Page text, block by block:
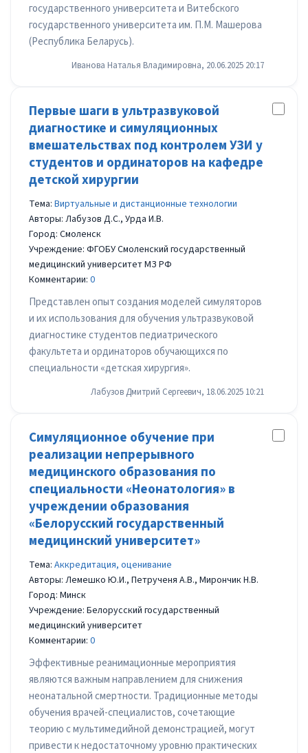
государственного университета и Витебского
государственного университета им. П.М. Машерова
(Республика Беларусь).
Иванова Наталья Владимировна, 20.06.2025 20:17
Первые шаги в ультразвуковой
диагностике и симуляционных
вмешательствах под контролем УЗИ у
студентов и ординаторов на кафедре
детской хирургии
Тема: Виртуальные и дистанционные технологии
Авторы: Лабузов Д.С., Урда И.В.
Город: Смоленск
Учреждение: ФГОБУ Смоленский государственный
медицинский университет МЗ РФ
Комментарии: 0
Представлен опыт создания моделей симуляторов
и их использования для обучения ультразвуковой
диагностике студентов педиатрического
факультета и ординаторов обучающихся по
специальности «детская хирургия».
Лабузов Дмитрий Сергеевич, 18.06.2025 10:21
Симуляционное обучение при
реализации непрерывного
медицинского образования по
специальности «Неонатология» в
учреждении образования
«Белорусский государственный
медицинский университет»
Тема: Аккредитация, оценивание
Авторы: Лемешко Ю.И., Петрученя А.В., Мирончик Н.В.
Город: Минск
Учреждение: Белорусский государственный
медицинский университет
Комментарии: 0
Эффективные реанимационные мероприятия
являются важным направлением для снижения
неонатальной смертности. Традиционные методы
обучения врачей-специалистов, сочетающие
теорию с мультимедийной демонстрацией, могут
привести к недостаточному уровню практических